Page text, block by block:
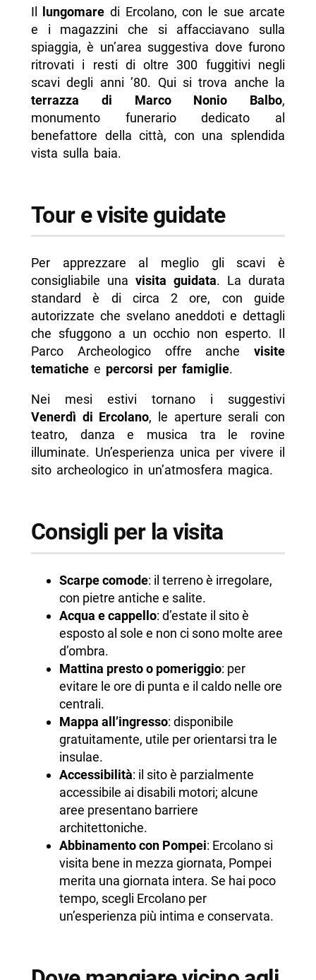
Il lungomare di Ercolano, con le sue arcate
e i magazzini che si affacciavano sulla
spiaggia, è un’area suggestiva dove furono
ritrovati i resti di oltre 300 fuggitivi negli
scavi degli anni ’80. Qui si trova anche la
terrazza di Marco Nonio Balbo,
monumento funerario dedicato al
benefattore della città, con una splendida
vista sulla baia.
Tour e visite guidate
Per apprezzare al meglio gli scavi è
consigliabile una visita guidata. La durata
standard è di circa 2 ore, con guide
autorizzate che svelano aneddoti e dettagli
che sfuggono a un occhio non esperto. Il
Parco Archeologico offre anchevisite
tematichee percorsi per famiglie.
Nei mesi estivi tornano i suggestivi
Venerdì di Ercolano, le aperture serali con
teatro, danza e musica tra le rovine
illuminate. Un’esperienza unica per vivere il
sito archeologico in un’atmosfera magica.
Consigli per la visita
Scarpe comode: il terreno è irregolare,
con pietre antiche e salite.
Acqua e cappello: d’estate il sito è
esposto al sole e non ci sono molte aree
d’ombra.
Mattina presto o pomeriggio: per
evitare le ore di punta e il caldo nelle ore
centrali.
Mappa all’ingresso: disponibile
gratuitamente, utile per orientarsi tra le
insulae.
Accessibilità: il sito è parzialmente
accessibile ai disabili motori; alcune
aree presentano barriere
architettoniche.
Abbinamento con Pompei: Ercolano si
visita bene in mezza giornata, Pompei
merita una giornata intera. Se hai poco
tempo, scegli Ercolano per
un’esperienza più intima e conservata.